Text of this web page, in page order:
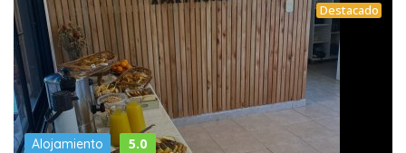
Destacado
Alojamiento 5.0